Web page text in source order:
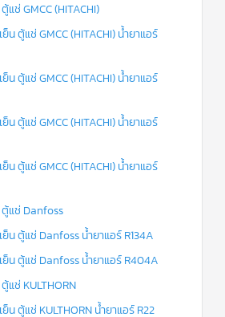
แช่ GMCC (HITACHI)
น ตู้แช่ GMCC (HITACHI) น้ำยาแอร์
น ตู้แช่ GMCC (HITACHI) น้ำยาแอร์
น ตู้แช่ GMCC (HITACHI) น้ำยาแอร์
น ตู้แช่ GMCC (HITACHI) น้ำยาแอร์
แช่ Danfoss
น ตู้แช่ Danfoss น้ำยาแอร์ R134A
ย็น ตู้แช่ Danfoss น้ำยาแอร์ R404A
แช่ KULTHORN
น ตู้แช่ KULTHORN น้ำยาแอร์ R22